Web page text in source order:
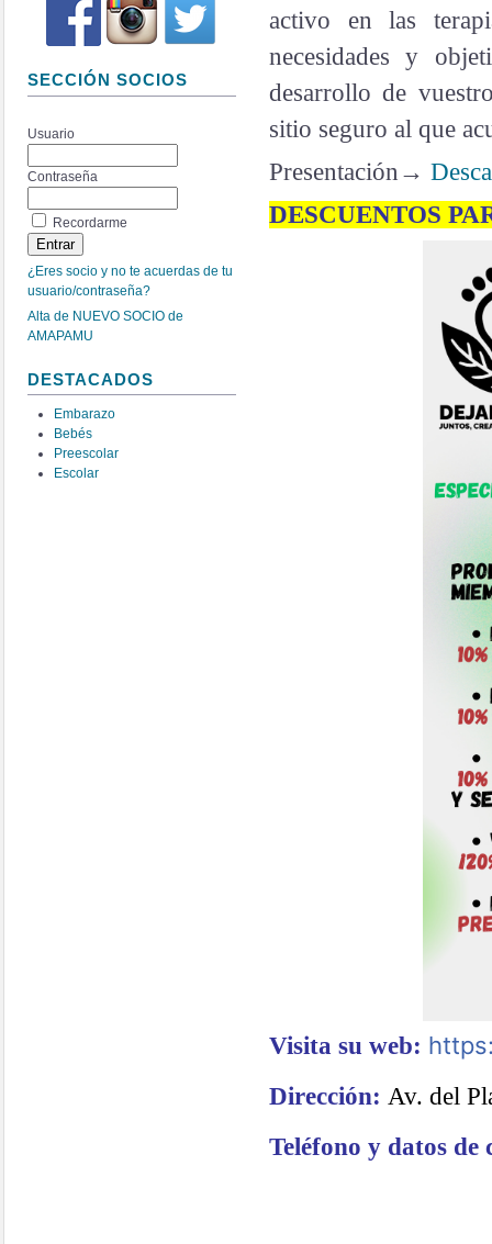
SECCIÓN SOCIOS
Usuario
Contraseña
Recordarme
¿Eres socio y no te acuerdas de tu
usuario/contraseña?
Alta de NUEVO SOCIO de
AMAPAMU
DESTACADOS
Embarazo
Bebés
Preescolar
Escolar
activo en las
necesidades y
desarrollo de
sitio seguro al que
Presentación→
DESCUENTOS
Visita su web:
Dirección: Av. del
Teléfono y datos de